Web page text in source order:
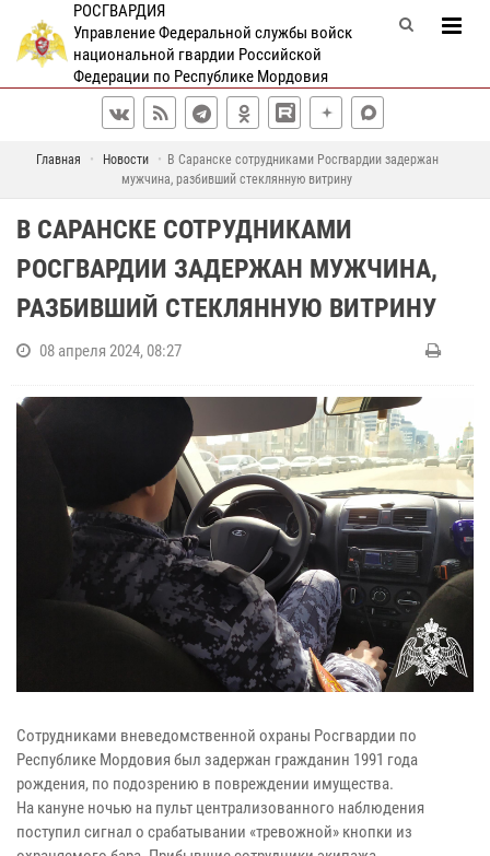
РОСГВАРДИЯ
Управление Федеральной службы войск
национальной гвардии Российской
Федерации по Республике Мордовия
Главная Новости
В Саранске сотрудниками Росгвардии задержан
мужчина, разбивший стеклянную витрину
В САРАНСКЕ СОТРУДНИКАМИ
РОСГВАРДИИ ЗАДЕРЖАН МУЖЧИНА,
РАЗБИВШИЙ СТЕКЛЯННУЮ ВИТРИНУ
08 апреля 2024, 08:27
Сотрудниками вневедомственной охраны Росгвардии по
Республике Мордовия был задержан гражданин 1991 года
рождения, по подозрению в повреждении имущества.
На кануне ночью на пульт централизованного наблюдения
поступил сигнал о срабатывании «тревожной» кнопки из